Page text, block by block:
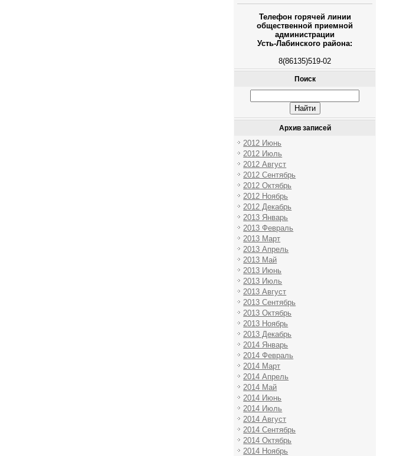
Телефон горячей линии
общественной приемной
администрации
Усть-Лабинского района:
8(86135)519-02
Поиск
Архив записей
2012 Июнь
2012 Июль
2012 Август
2012 Сентябрь
2012 Октябрь
2012 Ноябрь
2012 Декабрь
2013 Январь
2013 Февраль
2013 Март
2013 Апрель
2013 Май
2013 Июнь
2013 Июль
2013 Август
2013 Сентябрь
2013 Октябрь
2013 Ноябрь
2013 Декабрь
2014 Январь
2014 Февраль
2014 Март
2014 Апрель
2014 Май
2014 Июнь
2014 Июль
2014 Август
2014 Сентябрь
2014 Октябрь
2014 Ноябрь